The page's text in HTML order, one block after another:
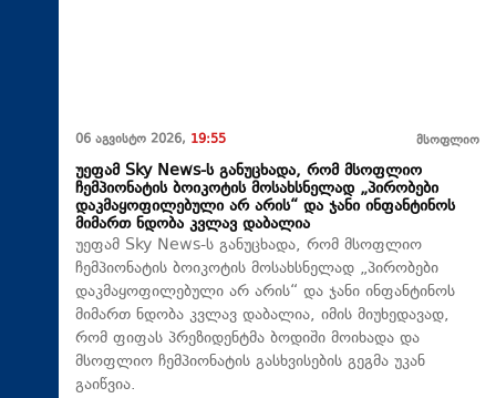
06 აგვისტო 2026, 19:55 მსოფლიო
უეფამ Sky News-ს განუცხადა, რომ მსოფლიო
ჩემპიონატის ბოიკოტის მოსახსნელად „პირობები
დაკმაყოფილებული არ არის“ და ჯანი ინფანტინოს
მიმართ ნდობა კვლავ დაბალია
უეფამ Sky News-ს განუცხადა, რომ მსოფლიო
ჩემპიონატის ბოიკოტის მოსახსნელად „პირობები
დაკმაყოფილებული არ არის“ და ჯანი ინფანტინოს
მიმართ ნდობა კვლავ დაბალია, იმის მიუხედავად,
რომ ფიფას პრეზიდენტმა ბოდიში მოიხადა და
მსოფლიო ჩემპიონატის გასხვისების გეგმა უკან
გაიწვია.